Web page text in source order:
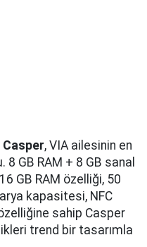
Casper, VIA ailesinin en
8 GB RAM + 8 GB sanal
GB RAM özelliği, 50
kapasitesi, NFC
sahip Casper
trend bir tasarımla